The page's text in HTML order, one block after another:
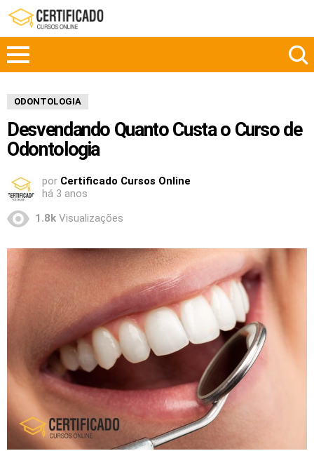
ODONTOLOGIA
Desvendando Quanto Custa o Curso de
Odontologia
por Certificado Cursos Online
há 3 anos
1.8k Visualizações